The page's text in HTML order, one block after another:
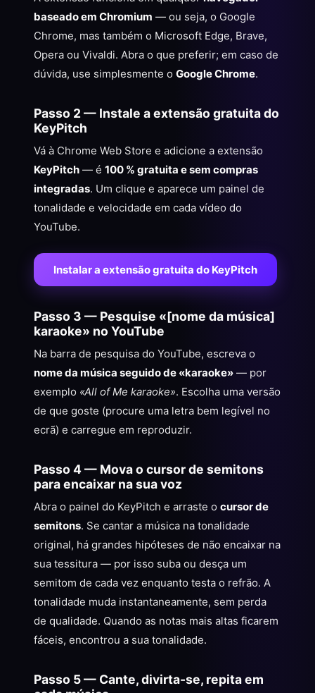
baseado em Chromium — ou seja, o Google
Chrome, mas também o Microsoft Edge, Brave,
Opera ou Vivaldi. Abra o que preferir; em caso de
dúvida, use simplesmente o Google Chrome.
Passo 2 — Instale a extensão gratuita do
KeyPitch
Vá à Chrome Web Store e adicione a extensão
KeyPitch — é 100 % gratuita e sem compras
integradas. Um clique e aparece um painel de
tonalidade e velocidade em cada vídeo do
YouTube.
Instalar a extensão gratuita do KeyPitch
Passo 3 — Pesquise «[nome da música]
karaoke» no YouTube
Na barra de pesquisa do YouTube, escreva o
nome da música seguido de «karaoke» — por
exemplo «All of Me karaoke». Escolha uma versão
de que goste (procure uma letra bem legível no
ecrã) e carregue em reproduzir.
Passo 4 — Mova o cursor de semitons
para encaixar na sua voz
Abra o painel do KeyPitch e arraste o cursor de
semitons. Se cantar a música na tonalidade
original, há grandes hipóteses de não encaixar na
sua tessitura — por isso suba ou desça um
semitom de cada vez enquanto testa o refrão. A
tonalidade muda instantaneamente, sem perda
de qualidade. Quando as notas mais altas ficarem
fáceis, encontrou a sua tonalidade.
Passo 5 — Cante, divirta-se, repita em